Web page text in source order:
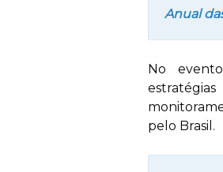
Anual
No
pelo Brasil.